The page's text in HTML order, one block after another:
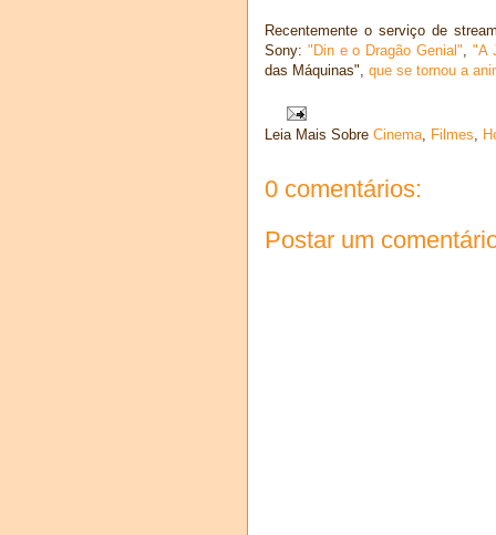
Recentemente o serviço de
Sony: "Din e o Dragão Genial" "A
das Máquinas", que se tornou a
Leia Mais Sobre Cinema, Filmes,
0 comentários:
Postar um